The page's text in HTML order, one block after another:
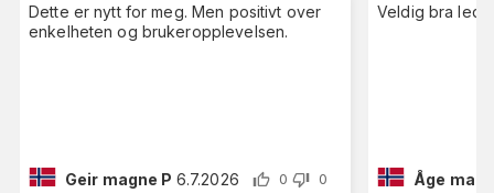
Dette er nytt for meg. Men positivt over
enkelheten og brukeropplevelsen.
Geir magne P 6.7.2026 0 0
Veldig bra
Åge